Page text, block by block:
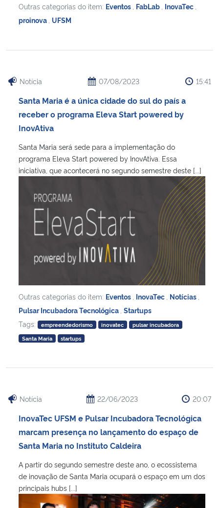
Outras categorias do item: Eventos FabLab InovaTec
proinova UFSM
Notícia 07/08/2023 15:41
Santa Maria é a única cidade do sul do país a
receber o programa Eleva Start powered by
InovAtiva
Santa Maria será sede para a implementação do
programa Eleva Start powered by InovAtiva. Essa
iniciativa, que acontecerá no segundo semestre deste [...]
Outras categorias do item: Eventos InovaTec Notícias
Pulsar Incubadora Tecnológica Startups
Tags:
empreendedorismo inovatec
pulsar incubadora
Santa Maria
startups
Notícia 22/06/2023 20:07
InovaTec UFSM e Pulsar Incubadora Tecnológica
marcam presença no lançamento do espaço de
Santa Maria no Instituto Caldeira
A partir do segundo semestre deste ano, o ecossistema
de inovação de Santa Maria ocupará o espaço em um dos
principais hubs [...]